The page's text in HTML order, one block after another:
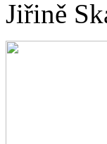
Jiřině